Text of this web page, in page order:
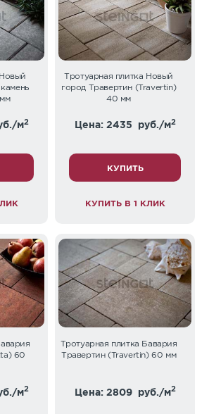
м2
Тротуарная плитка Новый
город Травертин (Travertin)
40 мм
Цена: 2435 руб./м2
КУПИТЬ
КУПИТЬ В 1 КЛИК
60
м2
Тротуарная плитка Бавария
Травертин (Travertin) 60 мм
Цена: 2809 руб./м2